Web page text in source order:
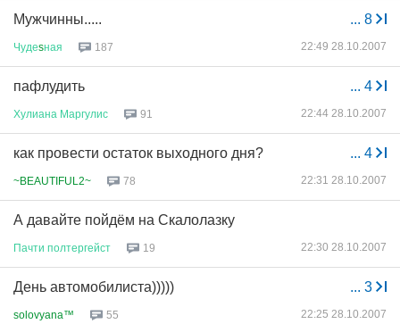
... 8
Мужчинны.....
Чудеsная 187 22:49 28.10.2007
... 4
пафлудить
Хулиана Маргулис 91 22:44 28.10.2007
... 4
как провести остаток выходного дня?
~BEAUTIFUL2~ 78 22:31 28.10.2007
А давайте пойдём на Скалолазку
Пачти полтергейст 19 22:30 28.10.2007
... 3
День автомобилиста)))))
solovyana™ 55 22:25 28.10.2007